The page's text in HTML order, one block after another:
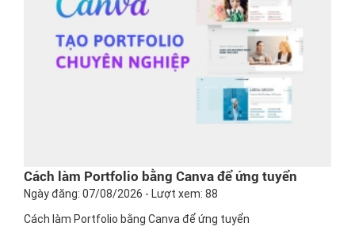
Cách làm Portfolio bằng Canva để ứng tuyển
Ngày đăng: 07/08/2026 - Lượt xem: 88
Cách làm Portfolio bằng Canva để ứng tuyển